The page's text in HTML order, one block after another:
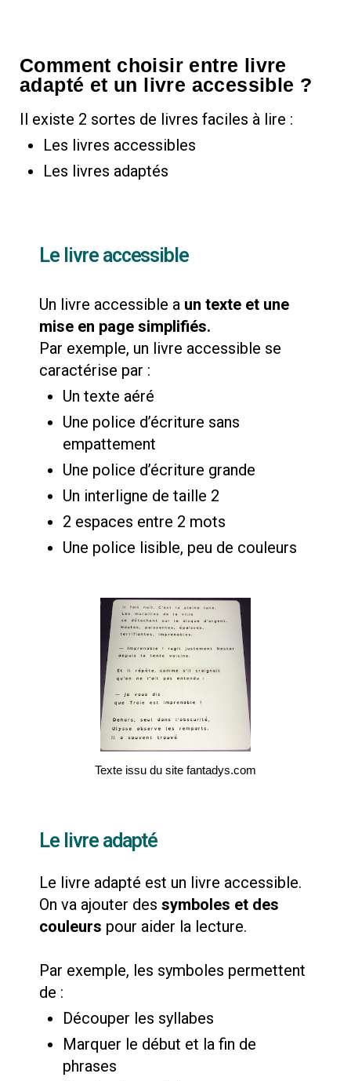
Comment choisir entre livre
adapté et un livre accessible ?
Il existe 2 sortes de livres faciles à lire :
Les livres accessibles
Les livres adaptés
Le livre accessible
Un livre accessible a un texte et une
mise en page simplifiés.
Par exemple, un livre accessible se
caractérise par :
Un texte aéré
Une police d’écriture sans
empattement
Une police d’écriture grande
Un interligne de taille 2
2 espaces entre 2 mots
Une police lisible, peu de couleurs
Texte issu du site fantadys.com
Le livre adapté
Le livre adapté est un livre accessible.
On va ajouter des symboles et des
couleurs pour aider la lecture.
Par exemple, les symboles permettent
de :
Découper les syllabes
Marquer le début et la fin de
phrases